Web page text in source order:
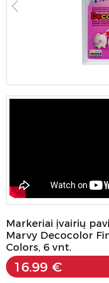
Markeriai įvairių
Marvy Decocolor
Colors, 6 vnt.
16.99 €